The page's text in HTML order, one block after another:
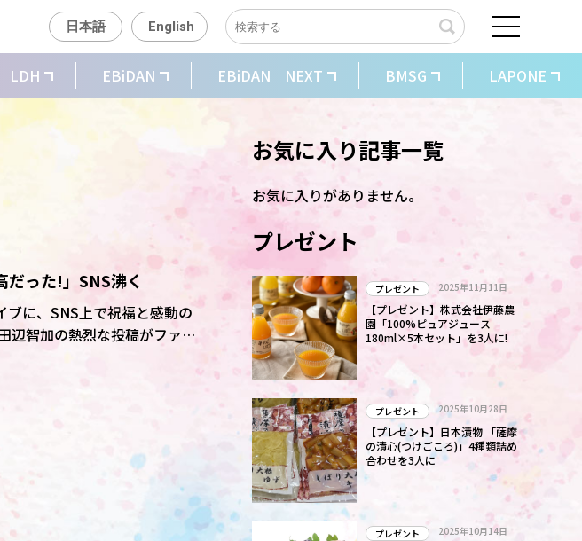
日本語 English
LDH EBiDAN EBiDAN NEXT BMSG LAPONE
った!」SNS沸く
ブに、SNS上で祝福と感動の
辺智加の熱烈な投稿がファン
お気に入り記事一覧
お気に入りがありません。
プレゼント
プレゼント 2025年11月11日
【プレゼント】株式会社伊藤農
園「100%ピュアジュース
180ml×5本セット」を3人に!
プレゼント 2025年10月28日
【プレゼント】日本漬物 「薩摩
の漬心(つけごころ)」4種類詰め
合わせを3人に
プレゼント 2025年10月14日